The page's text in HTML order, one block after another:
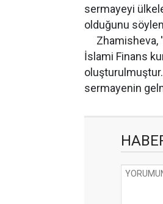
sermayeyi
olduğunu
Zhamisheva,
İslami Finans
oluşturulmuştur.
sermayenin